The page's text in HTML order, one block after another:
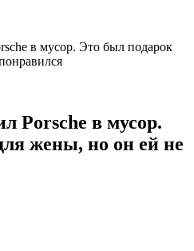
в мусор. Это был подарок
Porsche в мусор.
жены, но он ей не